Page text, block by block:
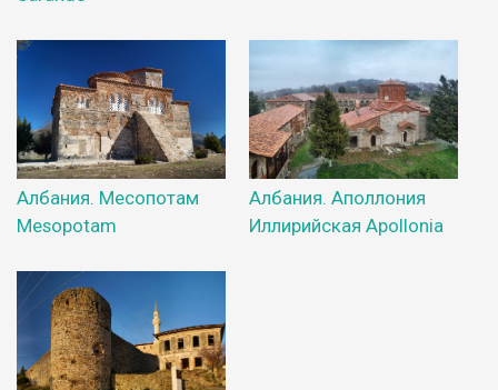
Албания. Месопотам
Mesopotam
Албания. Аполлония
Иллирийская Apollonia